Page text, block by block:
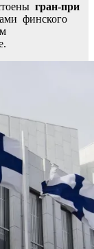
гран-при
финского